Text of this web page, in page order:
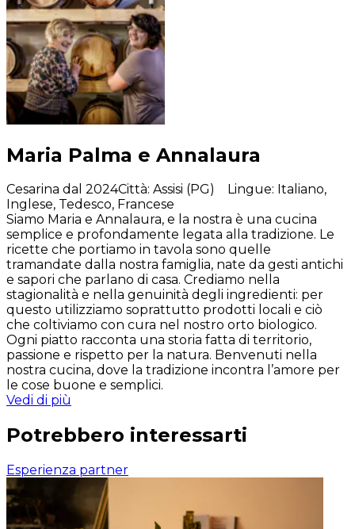
Maria Palma e Annalaura
Cesarina dal 2024Città: Assisi (PG) Lingue: Italiano,
Inglese, Tedesco, Francese
Siamo Maria e Annalaura, e la nostra è una cucina
semplice e profondamente legata alla tradizione. Le
ricette che portiamo in tavola sono quelle
tramandate dalla nostra famiglia, nate da gesti antichi
e sapori che parlano di casa. Crediamo nella
stagionalità e nella genuinità degli ingredienti: per
questo utilizziamo soprattutto prodotti locali e ciò
che coltiviamo con cura nel nostro orto biologico.
Ogni piatto racconta una storia fatta di territorio,
passione e rispetto per la natura. Benvenuti nella
nostra cucina, dove la tradizione incontra l’amore per
le cose buone e semplici.
Vedi di più
Potrebbero interessarti
Esperienza partner